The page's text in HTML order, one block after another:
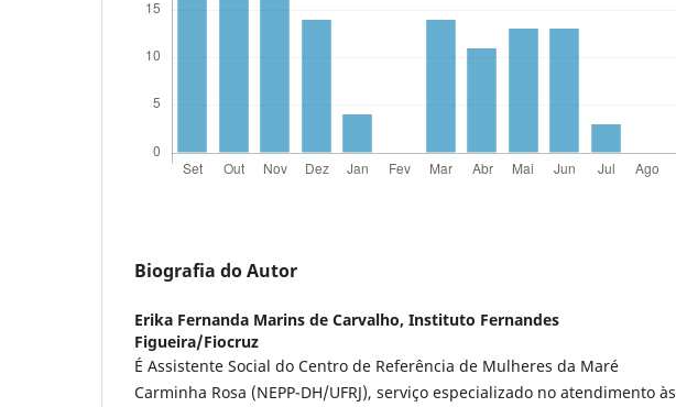
Biografia do Autor
Erika Fernanda Marins de Carvalho, Instituto Fernandes
Figueira/Fiocruz
É Assistente Social do Centro de Referência de Mulheres da Maré
Carminha Rosa (NEPP-DH/UFRJ), serviço especializado no atendimento às